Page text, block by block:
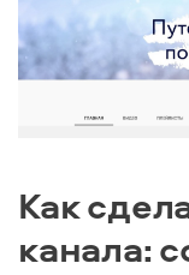
Как
канала: